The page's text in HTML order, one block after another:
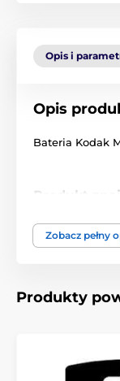
Opis i
Opis
Bateria Kodak
Produkt
Akcesoria
Akcesoria
Zobacz pełny
Produkty